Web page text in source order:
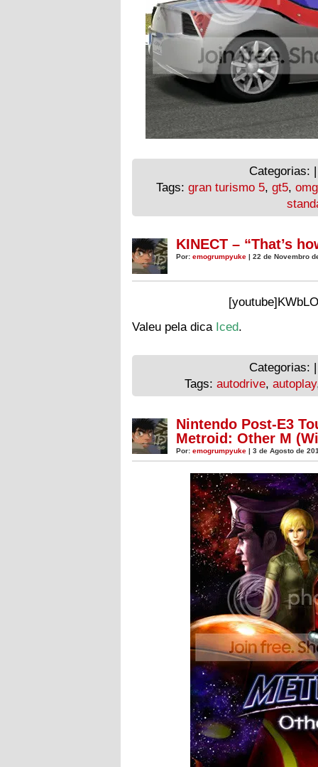
Categorias:
Tags: gran turismo 5, gt5,
KINECT – “That’s
Por: emogrumpyuke | 22 de Novembro
Valeu pela dica Iced.
Categorias:
Tags: autodrive, autoplay
Nintendo Post-E3
Metroid: Other M
Por: emogrumpyuke | 3 de Agosto de